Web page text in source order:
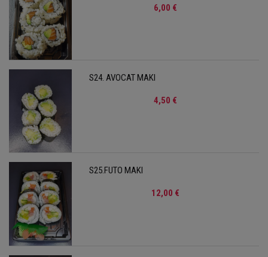
6,00 €
S24. AVOCAT MAKI
4,50 €
S25.FUTO MAKI
12,00 €